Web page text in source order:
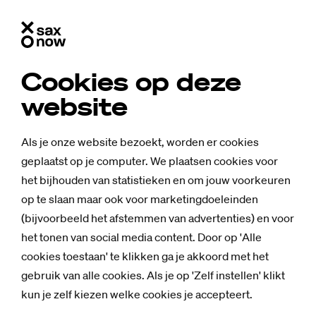
Cookies op deze
website
Als je onze website bezoekt, worden er cookies
geplaatst op je computer. We plaatsen cookies voor
het bijhouden van statistieken en om jouw voorkeuren
op te slaan maar ook voor marketingdoeleinden
(bijvoorbeeld het afstemmen van advertenties) en voor
het tonen van social media content. Door op 'Alle
cookies toestaan' te klikken ga je akkoord met het
gebruik van alle cookies. Als je op 'Zelf instellen' klikt
kun je zelf kiezen welke cookies je accepteert.